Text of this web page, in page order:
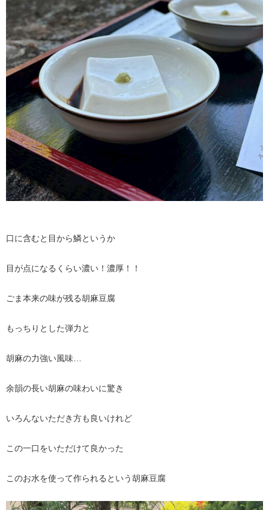
口に含むと目から鱗というか
目が点になるくらい濃い！濃厚！！
ごま本来の味が残る胡麻豆腐
もっちりとした弾力と
胡麻の力強い風味…
余韻の長い胡麻の味わいに驚き
いろんないただき方も良いけれど
この一口をいただけて良かった
このお水を使って作られるという胡麻豆腐